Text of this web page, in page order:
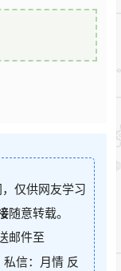
仅供网友学习
随意转载。
邮件至
私信：月情 反